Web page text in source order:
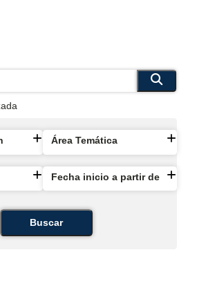
Área Temática
Fecha inicio a partir de
Buscar